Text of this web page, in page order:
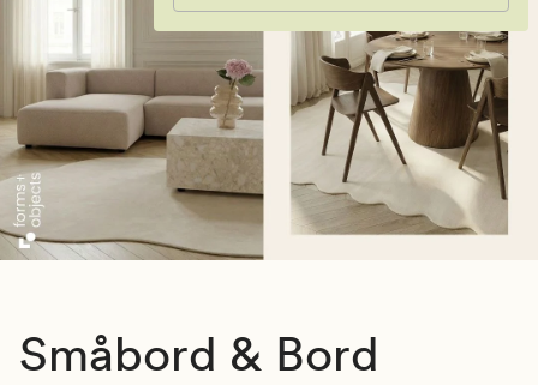
Småbord & Bord